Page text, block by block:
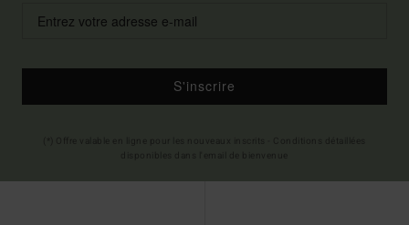
S'inscrire